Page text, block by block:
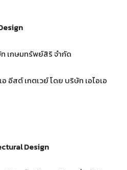
Design
ท เกษมทรัพย์สิริ จํากัด
อ อีสต์ เกตเวย์ โดย บริษัท เอไอเอ
Design